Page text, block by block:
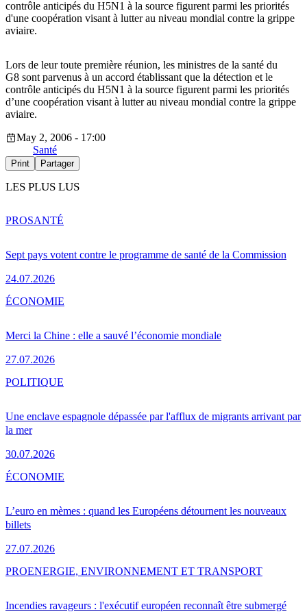
contrôle anticipés du H5N1 à la source figurent parmi les priorités
d'une coopération visant à lutter au niveau mondial contre la grippe
aviaire.
Lors de leur toute première réunion, les ministres de la santé du
G8 sont parvenus à un accord établissant que la détection et le
contrôle anticipés du H5N1 à la source figurent parmi les priorités
d’une coopération visant à lutter au niveau mondial contre la grippe
aviaire.
May 2, 2006 - 17:00
Santé
Print Partager
LES PLUS LUS
Sept pays votent contre le programme de santé de la Commission
24.07.2026
PROSANTÉ
Merci la Chine : elle a sauvé l’économie mondiale
27.07.2026
ÉCONOMIE
Une enclave espagnole dépassée par l'afflux de migrants arrivant par
la mer
30.07.2026
POLITIQUE
L’euro en mèmes : quand les Européens détournent les nouveaux
billets
27.07.2026
ÉCONOMIE
Incendies ravageurs : l'exécutif européen reconnaît être submergé
PROENERGIE, ENVIRONNEMENT ET TRANSPORT